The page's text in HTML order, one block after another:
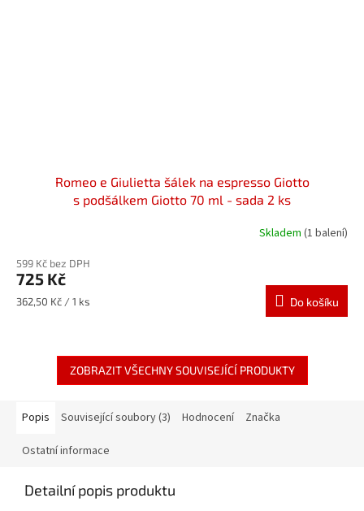
Romeo e Giulietta šálek na espresso Giotto
s podšálkem Giotto 70 ml - sada 2 ks
Skladem (1 balení)
599 Kč bez DPH
725 Kč
Měrná
362,50 Kč / 1 ks Do košíku
ZOBRAZIT VŠECHNY SOUVISEJÍCÍ PRODUKTY
Popis Související soubory (3) Hodnocení Značka
Ostatní informace
Detailní popis produktu